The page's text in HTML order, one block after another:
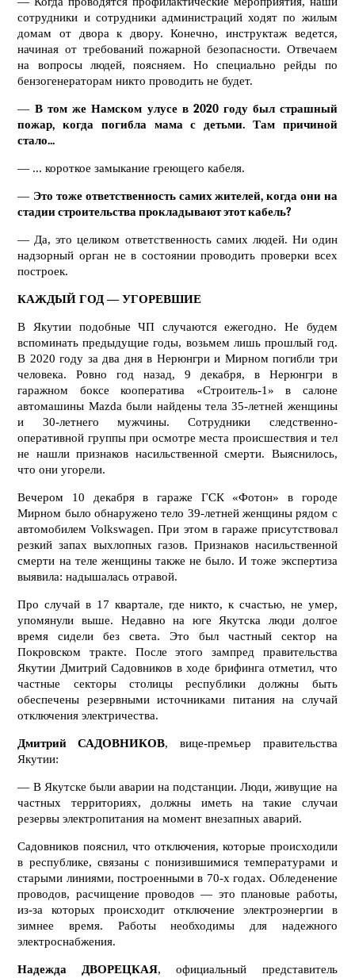
сотрудники и сотрудники администраций ходят по жилым
домам от двора к двору. Конечно, инструктаж ведется,
начиная от требований пожарной безопасности. Отвечаем
на вопросы людей, поясняем. Но специально рейды по
бензогенераторам никто проводить не будет.
—В том же Намском улусе в 2020 году был страшный
пожар, когда погибла мама с детьми. Там причиной
стало...
— ... короткое замыкание греющего кабеля.
— Это тоже ответственность самих жителей, когда они на
стадии строительства прокладывают этот кабель?
— Да, это целиком ответственность самих людей. Ни один
надзорный орган не в состоянии проводить проверки всех
построек.
КАЖДЫЙ ГОД — УГОРЕВШИЕ
В Якутии подобные ЧП случаются ежегодно. Не будем
вспоминать предыдущие годы, возьмем лишь прошлый год.
В 2020 году за два дня в Нерюнгри и Мирном погибли три
человека. Ровно год назад, 9 декабря, в Нерюнгри в
гаражном боксе кооператива «Строитель-1» в салоне
автомашины Mazda были найдены тела 35-летней женщины
и 30-летнего мужчины. Сотрудники следственно-
оперативной группы при осмотре места происшествия и тел
не нашли признаков насильственной смерти. Выяснилось,
что они угорели.
Вечером 10 декабря в гараже ГСК «Фотон» в городе
Мирном было обнаружено тело 39-летней женщины рядом с
автомобилем Volkswagen. При этом в гараже присутствовал
резкий запах выхлопных газов. Признаков насильственной
смерти на теле женщины также не было. И тоже экспертиза
выявила: надышалась отравой.
Про случай в 17 квартале, где никто, к счастью, не умер,
упомянули выше. Недавно на юге Якутска люди долгое
время сидели без света. Это был частный сектор на
Покровском тракте. После этого зампред правительства
Якутии Дмитрий Садовников в ходе брифинга отметил, что
частные секторы столицы республики должны быть
обеспечены резервными источниками питания на случай
отключения электричества.
Дмитрий САДОВНИКОВ, вице-премьер правительства
Якутии:
— В Якутске были аварии на подстанции. Люди, живущие на
частных территориях, должны иметь на такие случаи
резервы электропитания на момент внезапных аварий.
Садовников пояснил, что отключения, которые происходили
в республике, связаны с понизившимися температурами и
старыми линиями, построенными в 70-х годах. Обледенение
проводов, расчищение проводов — это плановые работы,
из-за которых происходит отключение электроэнергии в
зимнее время. Работы необходимы для надежного
электроснабжения.
Надежда ДВОРЕЦКАЯ, официальный представитель